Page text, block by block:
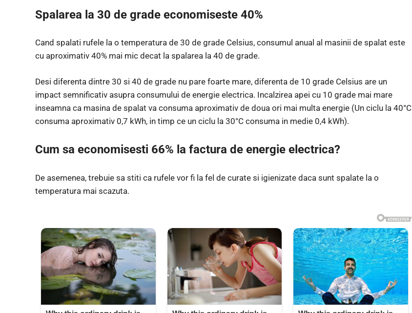
Spalarea la 30 de grade economiseste 40%
Cand spalati rufele la o temperatura de 30 de grade Celsius, consumul anual al masinii de spalat este
cu aproximativ 40% mai mic decat la spalarea la 40 de grade.
Desi diferenta dintre 30 si 40 de grade nu pare foarte mare, diferenta de 10 grade Celsius are un
impact semnificativ asupra consumului de energie electrica. Incalzirea apei cu 10 grade mai mare
inseamna ca masina de spalat va consuma aproximativ de doua ori mai multa energie (Un ciclu la 40°C
consuma aproximativ 0,7 kWh, in timp ce un ciclu la 30°C consuma in medie 0,4 kWh).
Cum sa economisesti 66% la factura de energie electrica?
De asemenea, trebuie sa stiti ca rufele vor fi la fel de curate si igienizate daca sunt spalate la o
temperatura mai scazuta.